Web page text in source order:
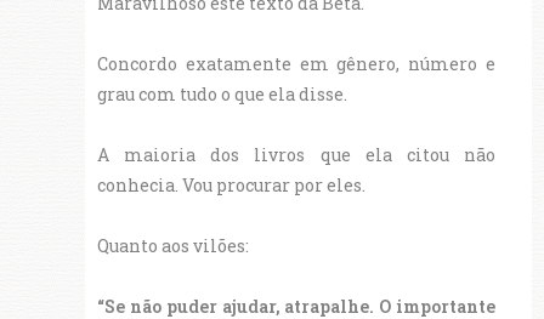
Concordo exatamente em gênero, número e
grau com tudo o que ela disse.
A maioria dos livros que ela citou não
conhecia. Vou procurar por eles.
Quanto aos vilões:
“Se não puder ajudar, atrapalhe. O importante